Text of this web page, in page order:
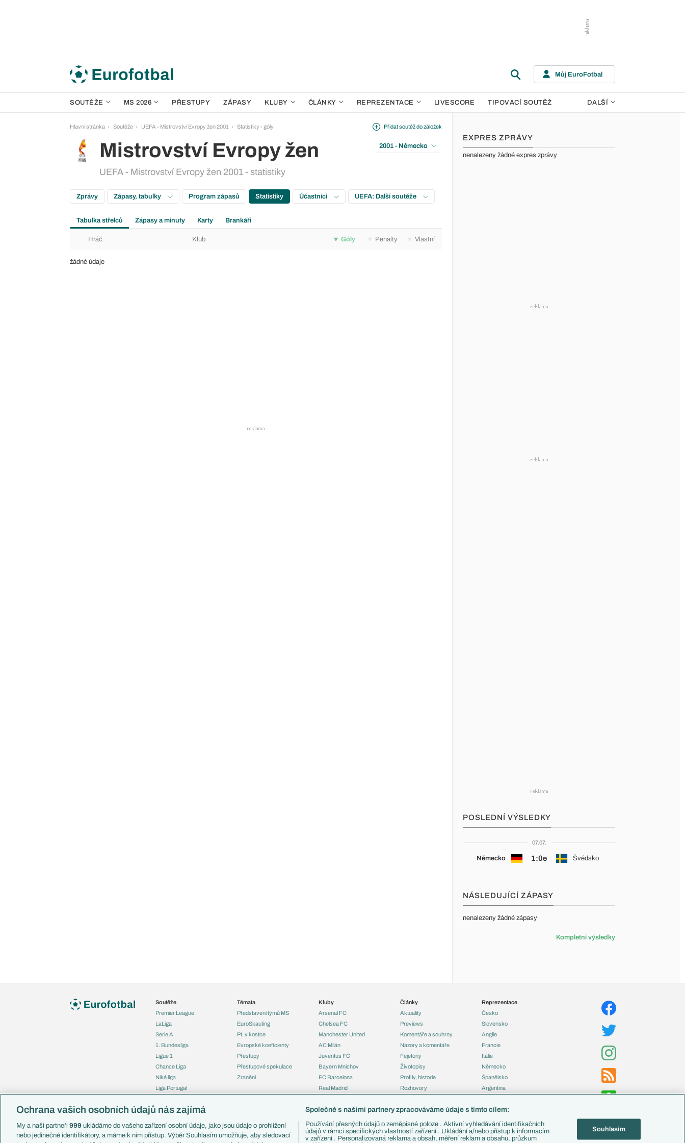
Můj EuroFotbal
SOUTĚŽE MS 2026 PŘESTUPY ZÁPASY KLUBY ČLÁNKY REPREZENTACE LIVESCORE TIPOVACÍ SOUTĚŽ DALŠÍ
Hlavní stránka Soutěže UEFA - Mistrovství Evropy žen 2001 Statistiky - góly
Mistrovství Evropy žen
UEFA - Mistrovství Evropy žen 2001 - statistiky
Přidat soutěž do záložek
2001 - Německo
Zprávy Zápasy, tabulky Program zápasů Statistiky Účastníci UEFA: Další soutěže
Tabulka střelců Zápasy a minuty Karty Brankáři
Hráč Klub Góly Penalty Vlastní
žádné údaje
EXPRES ZPRÁVY
nenalezeny žádné expres zprávy
POSLEDNÍ VÝSLEDKY
07.07.
Německo 1:0e Švédsko
NÁSLEDUJÍCÍ ZÁPASY
nenalezeny žádné zápasy
Kompletní výsledky
Soutěže
Premier League
LaLiga
Serie A
1. Bundesliga
Ligue 1
Chance Liga
Niké liga
Liga Portugal
Liga mistrů
Mistrovství světa
Témata
Představení týmů MS
EuroSkauting
PL v kostce
Evropské koeficienty
Přestupy
Přestupové spekulace
Zranění
Kluby
Arsenal FC
Chelsea FC
Manchester United
AC Milán
Juventus FC
Bayern Mnichov
FC Barcelona
Real Madrid
Články
Aktuality
Previews
Komentáře a souhrny
Názory a komentáře
Fejetony
Životopisy
Profily, historie
Rozhovory
Reprezentace
Česko
Slovensko
Anglie
Francie
Itálie
Německo
Španělsko
Argentina
Zápasy
Ochrana vašich osobních údajů nás zajímá
My a naši partneři 999 ukládáme do vašeho zařízení osobní údaje, jako jsou údaje o prohlížení
nebo jedinečné identifikátory, a máme k nim přístup. Výběr Souhlasím umožňuje, aby sledovací
Společně s našimi partnery zpracováváme údaje s tímto cílem:
Používání přesných údajů o zeměpisné poloze . Aktivní vyhledávání identifikačních
údajů v rámci specifických vlastností zařízení . Ukládání a/nebo přístup k informacím
v zařízení . Personalizovaná reklama a obsah, měření reklam a obsahu, průzkum
Souhlasím